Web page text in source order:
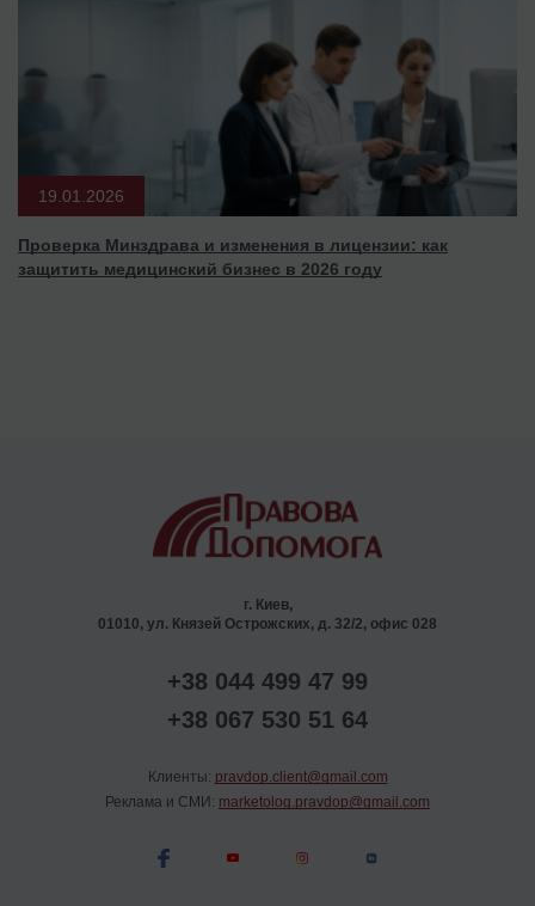
19.01.2026
Проверка Минздрава и изменения в лицензии: как
защитить медицинский бизнес в 2026 году
г. Киев,
01010, ул. Князей Острожских, д. 32/2, офис 028
+38 044 499 47 99
+38 067 530 51 64
Клиенты: pravdop.client@gmail.com
Реклама и СМИ: marketolog.pravdop@gmail.com